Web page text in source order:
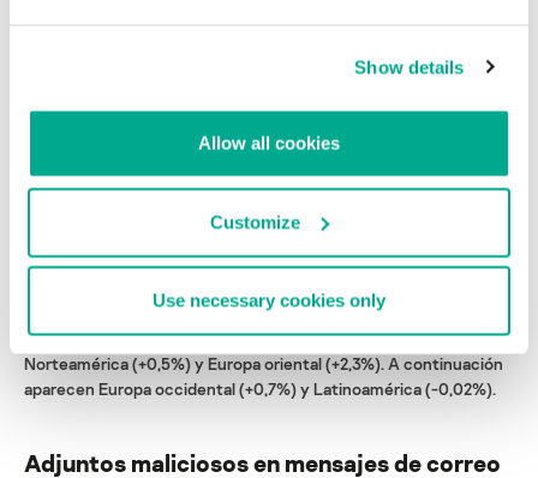
Show details
Allow all cookies
Customize
Use necessary cookies only
de spam por región. En noviembre, las principales regiones
productoras de spam fueron, como el mes anterior, Asia (+2,6%),
Norteamérica (+0,5%) y Europa oriental (+2,3%). A continuación
aparecen Europa occidental (+0,7%) y Latinoamérica (-0,02%).
Adjuntos maliciosos en mensajes de correo